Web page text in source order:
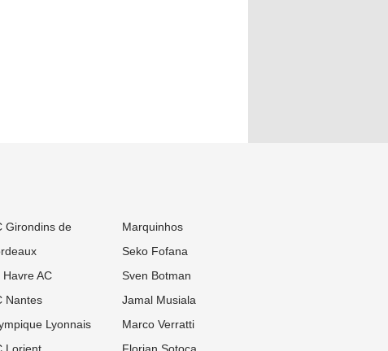
Girondins de
Havre AC
Nantes
Lyonnais
Marquinhos
Seko Fofana
Sven Botman
Jamal Musiala
Marco Verratti